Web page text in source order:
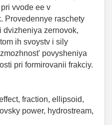
vvode ee v
Provedennye raschety
dvizheniya zernovok,
ih svoystv i sily
povysheniya
pri formirovanii frakciy.
fraction, ellipsoid,
power, hydrostream,